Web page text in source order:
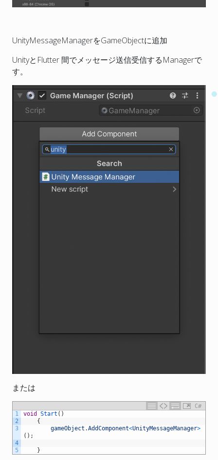
UnityMessageManagerをGameObjectに追加
UnityとFlutter 間でメッセージ送信受信するManagerで
す。
または
C#
1
2
3
4
5
void Start ( )
{
gameObject .AddComponent<UnityMessageManager>
( ) ;
}